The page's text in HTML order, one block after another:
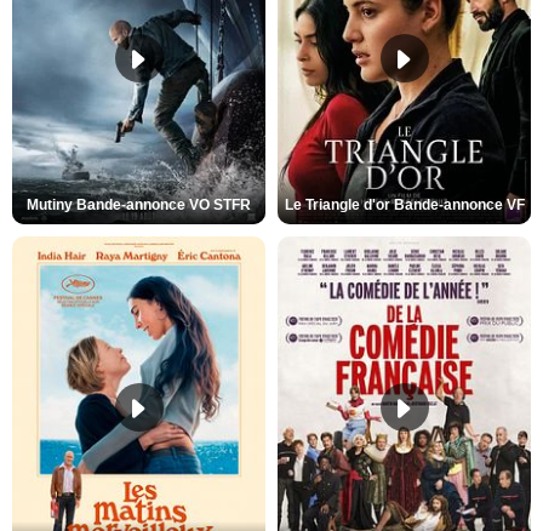
Mutiny Bande-annonce VO STFR Le Triangle d'or Bande-annonce VF